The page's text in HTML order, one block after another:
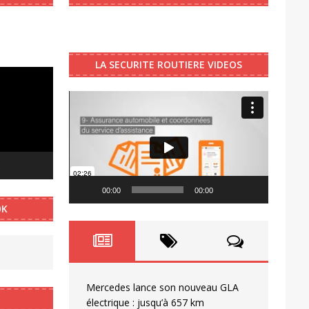
LA SECURITE ROUTIERE VIDEOS
00:00 00:00
Mercedes lance son nouveau GLA
électrique : jusqu’à 657 km